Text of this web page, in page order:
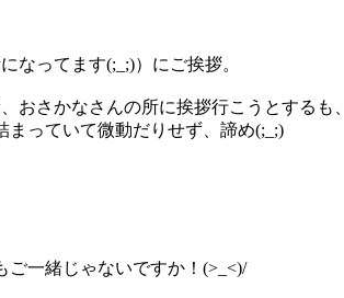
なってます(;_;)）にご挨拶。
おさかなさんの所に挨拶行こうとするも、
まっていて微動だりせず、諦め(;_;)
ご一緒じゃないですか！(>_<)/